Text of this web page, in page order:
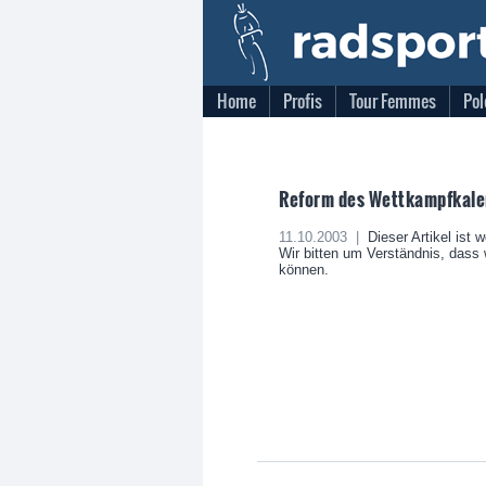
Home Profis Tour Femmes
Reform des
11.10.2003 |
Dieser Artikel ist
Wir bitten um Verständnis, dass
können.